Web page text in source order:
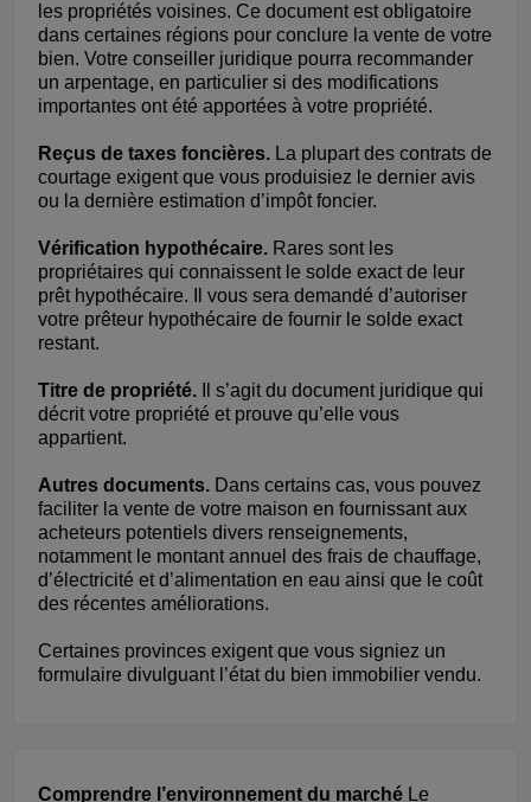
les propriétés voisines. Ce document est obligatoire
dans certaines régions pour conclure la vente de votre
bien. Votre conseiller juridique pourra recommander
un arpentage, en particulier si des modifications
importantes ont été apportées à votre propriété.
Reçus de taxes foncières. La plupart des contrats de
courtage exigent que vous produisiez le dernier avis
ou la dernière estimation d’impôt foncier.
Vérification hypothécaire. Rares sont les
propriétaires qui connaissent le solde exact de leur
prêt hypothécaire. Il vous sera demandé d’autoriser
votre prêteur hypothécaire de fournir le solde exact
restant.
Titre de propriété.
Il s’agit du document juridique qui
décrit votre propriété et prouve qu’elle vous
appartient.
Autres documents. Dans certains cas, vous pouvez
faciliter la vente de votre maison en fournissant aux
acheteurs potentiels divers renseignements,
notamment le montant annuel des frais de chauffage,
d’électricité et d’alimentation en eau ainsi que le coût
des récentes améliorations.
Certaines provinces exigent que vous signiez un
formulaire divulguant l’état du bien immobilier vendu.
Comprendre l’environnement du marché Le